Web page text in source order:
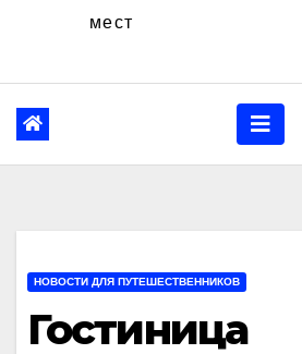
мест
НОВОСТИ ДЛЯ ПУТЕШЕСТВЕННИКОВ
Гостиница